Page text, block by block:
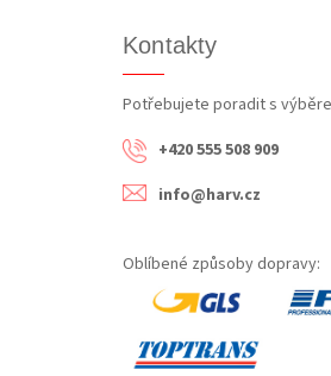
Kontakty
Potřebujete poradit s
+420 555 508 909
info@harv.cz
Oblíbené způsoby dopravy: